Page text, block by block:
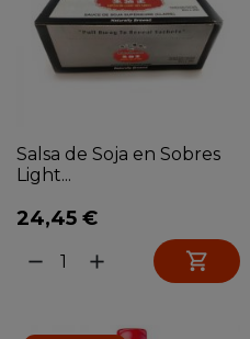
Salsa de Soja en Sobres
Light...
24,45 €
remove add 